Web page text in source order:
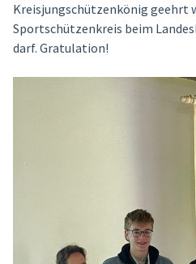
Kreisjungschützenkönig geehrt
Sportschützenkreis beim
darf. Gratulation!